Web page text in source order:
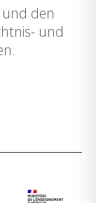
den
und